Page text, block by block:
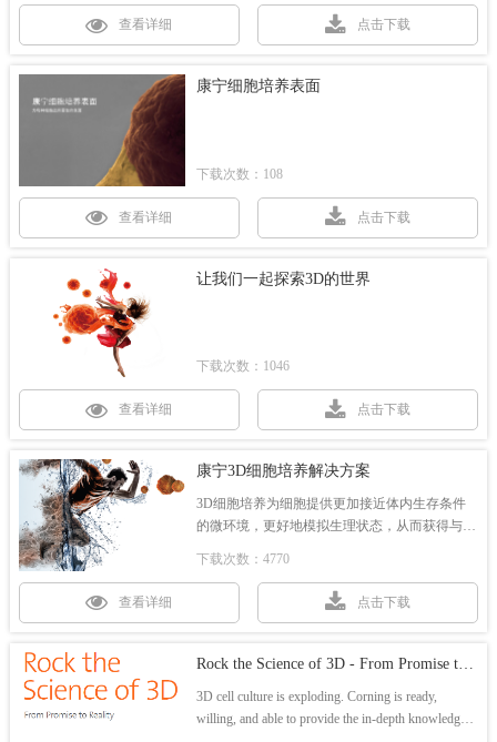
查看详细 点击下载
康宁细胞培养表面
下载次数：108
查看详细 点击下载
让我们一起探索3D的世界
下载次数：1046
查看详细 点击下载
康宁3D细胞培养解决方案
3D细胞培养为细胞提供更加接近体内生存条件
的微环境，更好地模拟生理状态，从而获得与体
康宁3D细胞培养解决方案，包含3D细胞培养产
品选择及使用指南、技术应用方案等内容。
下载次数：4770
查看详细 点击下载
Rock the Science of 3D - From Promise to Reality
3D cell culture is exploding. Corning is ready,
willing, and able to provide the in-depth knowledge,